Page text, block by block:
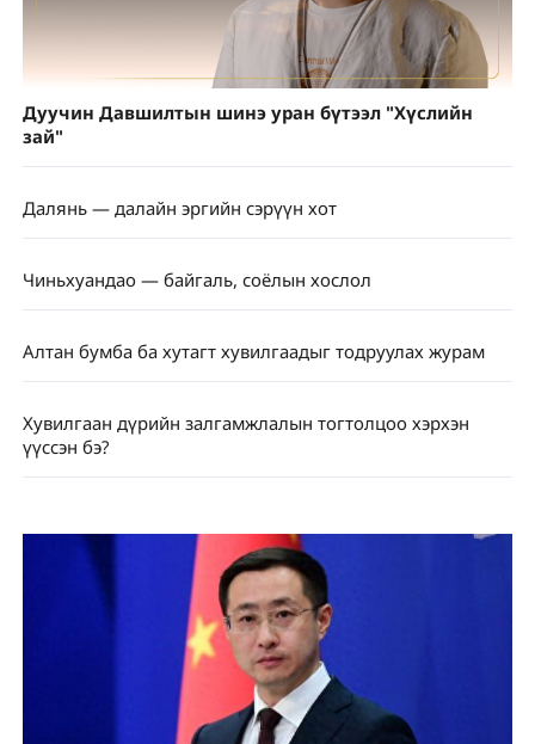
Дуучин Давшилтын шинэ уран бүтээл "Хүслийн
зай"
Далянь — далайн эргийн сэрүүн хот
Чиньхуандао — байгаль, соёлын хослол
Алтан бумба ба хутагт хувилгаадыг тодруулах журам
Хувилгаан дүрийн залгамжлалын тогтолцоо хэрхэн
үүссэн бэ?